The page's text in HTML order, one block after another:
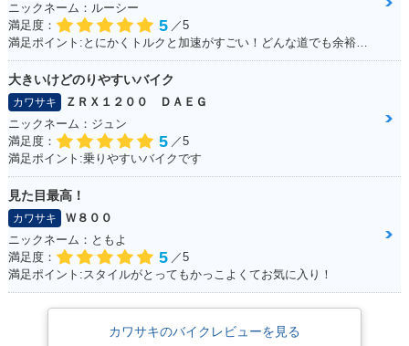
ニックネーム：ルーシー
満足度：
5 ／5
満足ポイント:とにかくトルクと加速がすごい！どんな道でも余裕で対応。 身長が180cm以上の私にはこのサイズが一番しっくりきます。 デザインも迫力があって文句なしのバイク！これからカスタマイズしていきたいです。
大きいけどのりやすいバイク
カワサキ
ＺＲＸ１２００ ＤＡＥＧ
ニックネーム：ジュン
満足度：
5 ／5
満足ポイント:乗りやすいバイクです
見た目最高！
カワサキ
Ｗ８００
ニックネーム：ともよ
満足度：
5 ／5
満足ポイント:スタイルがとってもかっこよくてお気に入り！
カワサキのバイクレビューを見る